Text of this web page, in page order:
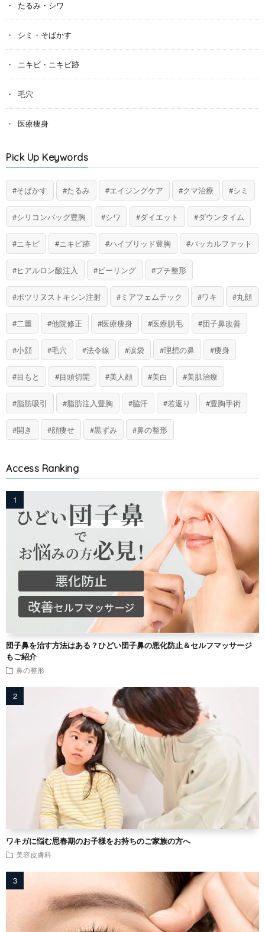
たるみ・シワ
シミ・そばかす
ニキビ・ニキビ跡
毛穴
医療痩身
Pick Up Keywords
そばかす たるみ エイジングケア クマ治療 シミ
シリコンバッグ豊胸 シワ ダイエット ダウンタイム
ニキビ ニキビ跡 ハイブリッド豊胸 バッカルファット
ヒアルロン酸注入 ピーリング プチ整形
ボツリヌストキシン注射 ミアフェムテック ワキ 丸顔
二重 他院修正 医療痩身 医療脱毛 団子鼻改善
小顔 毛穴 法令線 涙袋 理想の鼻 痩身
目もと 目頭切開 美人顔 美白 美肌治療
脂肪吸引 脂肪注入豊胸 脇汗 若返り 豊胸手術
開き 顔痩せ 黒ずみ 鼻の整形
Access Ranking
団子鼻を治す方法はある？ひどい団子鼻の悪化防止＆セルフマッサージ
もご紹介
鼻の整形
ワキガに悩む思春期のお子様をお持ちのご家族の方へ
美容皮膚科